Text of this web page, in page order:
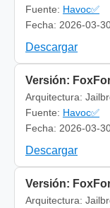
Fuente: Havoc✅
Fecha: 2026-03-
Descargar
Versión:
Arquitectura:
Fuente: Havoc✅
Fecha: 2026-03-
Descargar
Versión:
Arquitectura: